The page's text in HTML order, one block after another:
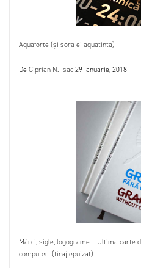
Aquaforte (și sora ei aquatinta)
DeCiprian N. Isac29 Ianuarie, 2018
Mărci, sigle, logograme – Ultima carte
computer. (tiraj epuizat)